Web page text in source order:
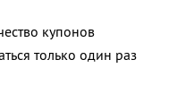
купонов
только один раз